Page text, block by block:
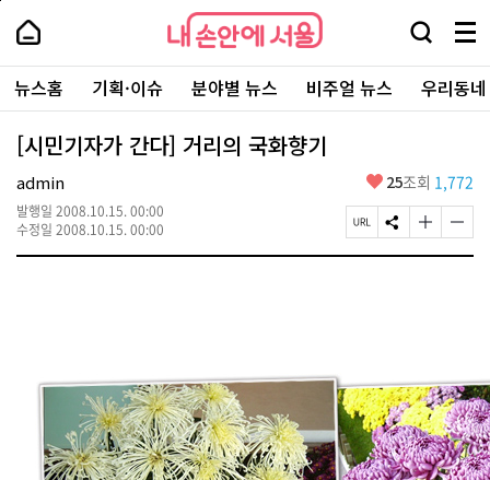
본
로
가
내
손
안
에
서
울
-
서
울
시
대
표
소
내
손
에
울
검
창
열
기
메
뉴
전
체
보
주
요
서
뉴스홈 기획·이슈 분야별 뉴스 비주얼 뉴스 우리동
[시민기자가 간다] 거리의 국화향기
admin
발행일 2008.10.15. 00:00
수정일 2008.10.15. 00:00
좋
요
25조회 1,772
페
이
S
N
글
자
하
기
글
자
하
기
페
상
단
로